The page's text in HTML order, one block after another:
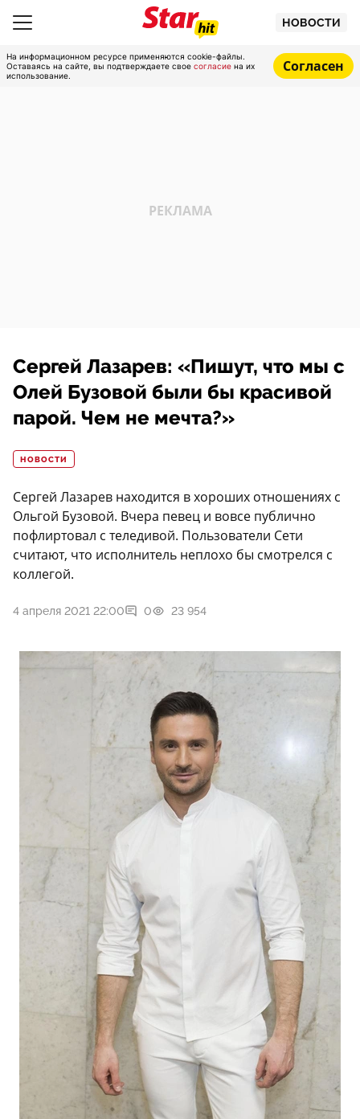
НОВОСТИ
На информационном ресурсе применяются cookie-файлы.
Оставаясь на сайте, вы подтверждаете свое согласие на их
использование.
Согласен
Сергей Лазарев: «Пишут, что мы с
Олей Бузовой были бы красивой
парой. Чем не мечта?»
НОВОСТИ
Сергей Лазарев находится в хороших отношениях с
Ольгой Бузовой. Вчера певец и вовсе публично
пофлиртовал с теледивой. Пользователи Сети
считают, что исполнитель неплохо бы смотрелся с
коллегой.
4 апреля 2021 22:00 0 23 954